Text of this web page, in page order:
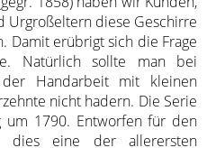
Urgroßeltern diese Geschirre
Damit erübrigt sich die Frage
Natürlich sollte man bei
der Handarbeit mit kleinen
nicht hadern. Die Serie
um 1790. Entworfen für den
dies eine der allerersten